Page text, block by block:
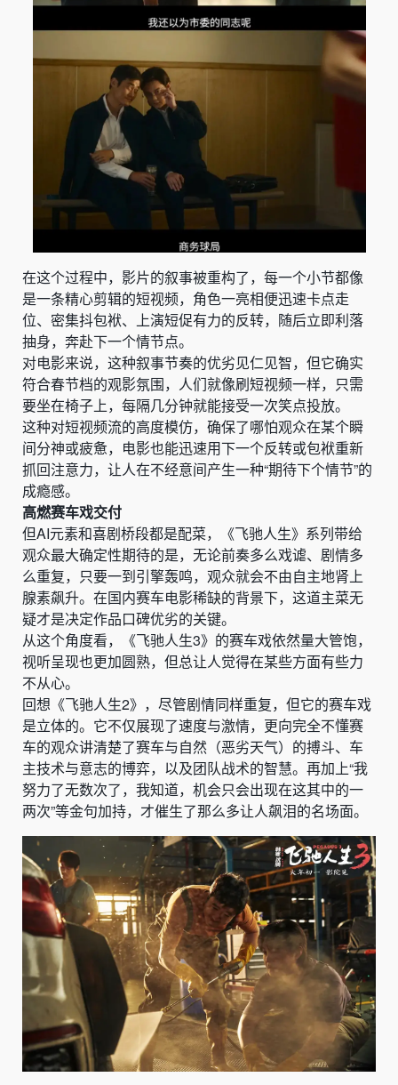
在这个过程中，影片的叙事被重构了，每一个小节都像
是一条精心剪辑的短视频，角色一亮相便迅速卡点走
位、密集抖包袱、上演短促有力的反转，随后立即利落
抽身，奔赴下一个情节点。
对电影来说，这种叙事节奏的优劣见仁见智，但它确实
符合春节档的观影氛围，人们就像刷短视频一样，只需
要坐在椅子上，每隔几分钟就能接受一次笑点投放。
这种对短视频流的高度模仿，确保了哪怕观众在某个瞬
间分神或疲惫，电影也能迅速用下一个反转或包袱重新
抓回注意力，让人在不经意间产生一种“期待下个情节”的
成瘾感。
高燃赛车戏交付
但AI元素和喜剧桥段都是配菜，《飞驰人生》系列带给
观众最大确定性期待的是，无论前奏多么戏谑、剧情多
么重复，只要一到引擎轰鸣，观众就会不由自主地肾上
腺素飙升。在国内赛车电影稀缺的背景下，这道主菜无
疑才是决定作品口碑优劣的关键。
从这个角度看，
《飞驰人生3》的赛车戏依然量大管饱，
视听呈现也更加圆熟，但总让人觉得在某些方面有些力
不从心。
回想《飞驰人生2》，尽管剧情同样重复，但它的赛车戏
是立体的。它不仅展现了速度与激情，更向完全不懂赛
车的观众讲清楚了赛车与自然（恶劣天气）的搏斗、车
主技术与意志的博弈，以及团队战术的智慧。再加上“我
努力了无数次了，我知道，机会只会出现在这其中的一
两次”等金句加持，才催生了那么多让人飙泪的名场面。